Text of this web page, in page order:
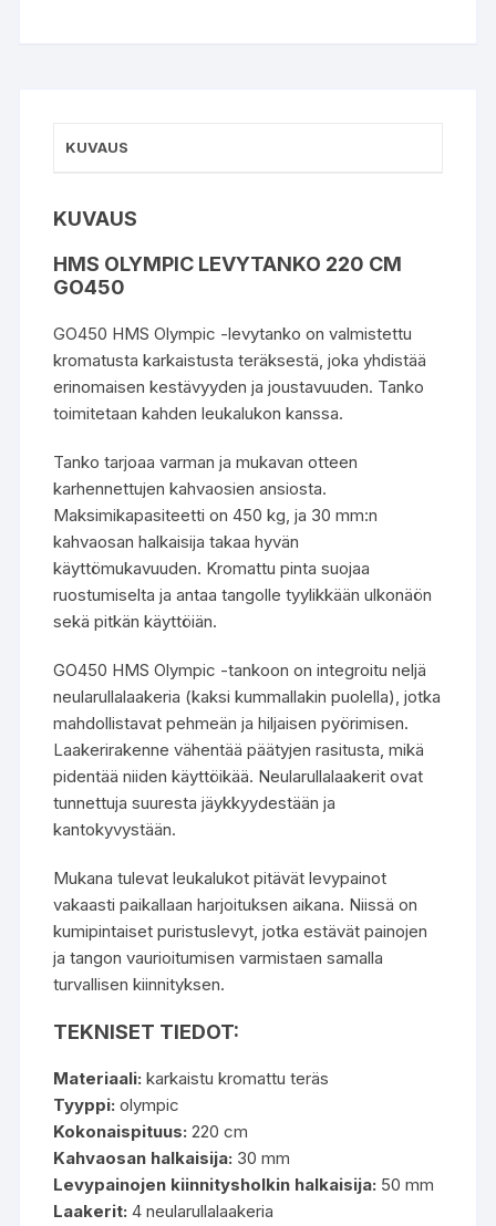
KUVAUS
KUVAUS
HMS OLYMPIC LEVYTANKO 220 CM
GO450
GO450 HMS Olympic -levytanko on valmistettu
kromatusta karkaistusta teräksestä, joka yhdistää
erinomaisen kestävyyden ja joustavuuden. Tanko
toimitetaan kahden leukalukon kanssa.
Tanko tarjoaa varman ja mukavan otteen
karhennettujen kahvaosien ansiosta.
Maksimikapasiteetti on 450 kg, ja 30 mm:n
kahvaosan halkaisija takaa hyvän
käyttömukavuuden. Kromattu pinta suojaa
ruostumiselta ja antaa tangolle tyylikkään ulkonäön
sekä pitkän käyttöiän.
GO450 HMS Olympic -tankoon on integroitu neljä
neularullalaakeria (kaksi kummallakin puolella), jotka
mahdollistavat pehmeän ja hiljaisen pyörimisen.
Laakerirakenne vähentää päätyjen rasitusta, mikä
pidentää niiden käyttöikää. Neularullalaakerit ovat
tunnettuja suuresta jäykkyydestään ja
kantokyvystään.
Mukana tulevat leukalukot pitävät levypainot
vakaasti paikallaan harjoituksen aikana. Niissä on
kumipintaiset puristuslevyt, jotka estävät painojen
ja tangon vaurioitumisen varmistaen samalla
turvallisen kiinnityksen.
TEKNISET TIEDOT:
Materiaali: karkaistu kromattu teräs
Tyyppi: olympic
Kokonaispituus: 220 cm
Kahvaosan halkaisija: 30 mm
Levypainojen kiinnitysholkin halkaisija: 50 mm
Laakerit: 4 neularullalaakeria